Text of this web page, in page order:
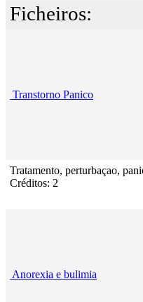
Ficheiros:
Transtorno Panico
Tratamento, perturbaçao,
Créditos: 2
Anorexia e bulimia